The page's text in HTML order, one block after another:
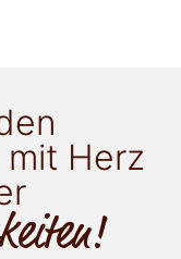
Herz